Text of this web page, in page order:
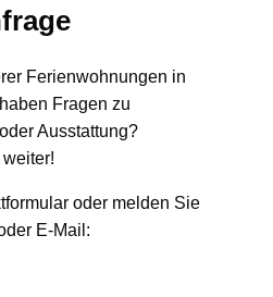
Ferienwohnungen in
Fragen zu
Ausstattung?
oder melden Sie
E-Mail: